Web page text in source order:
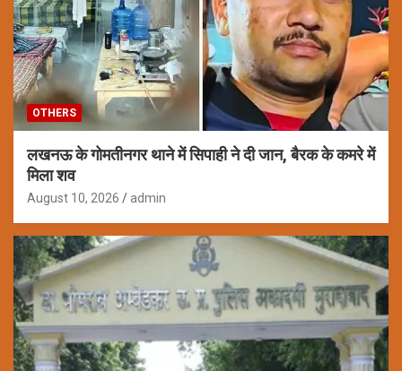
OTHERS
लखनऊ के गोमतीनगर थाने में सिपाही ने दी जान, बैरक के कमरे में
मिला शव
August 10, 2026 admin